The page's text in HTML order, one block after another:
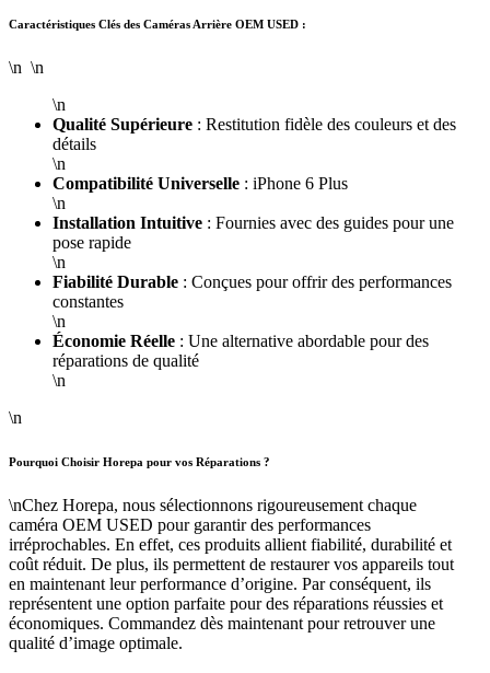
Caractéristiques Clés des Caméras Arrière OEM USED :
\n \n
\n
Qualité Supérieure : Restitution fidèle des couleurs et des
détails
\n
Compatibilité Universelle : iPhone 6 Plus
\n
Installation Intuitive : Fournies avec des guides pour une
pose rapide
\n
Fiabilité Durable : Conçues pour offrir des performances
constantes
\n
Économie Réelle : Une alternative abordable pour des
réparations de qualité
\n
\n
Pourquoi Choisir Horepa pour vos Réparations ?
\nChez Horepa, nous sélectionnons rigoureusement chaque
caméra OEM USED pour garantir des performances
irréprochables. En effet, ces produits allient fiabilité, durabilité et
coût réduit. De plus, ils permettent de restaurer vos appareils tout
en maintenant leur performance d’origine. Par conséquent, ils
représentent une option parfaite pour des réparations réussies et
économiques. Commandez dès maintenant pour retrouver une
qualité d’image optimale.